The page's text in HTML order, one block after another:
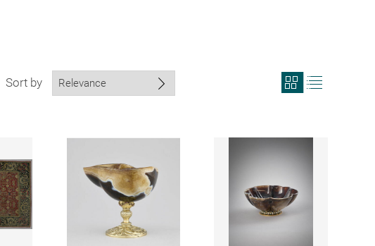
Sort by
View
search
format